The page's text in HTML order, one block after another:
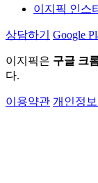
이지픽 인스
상담하기 Google
이지픽은 구글 크
다.
이용약관 개인정